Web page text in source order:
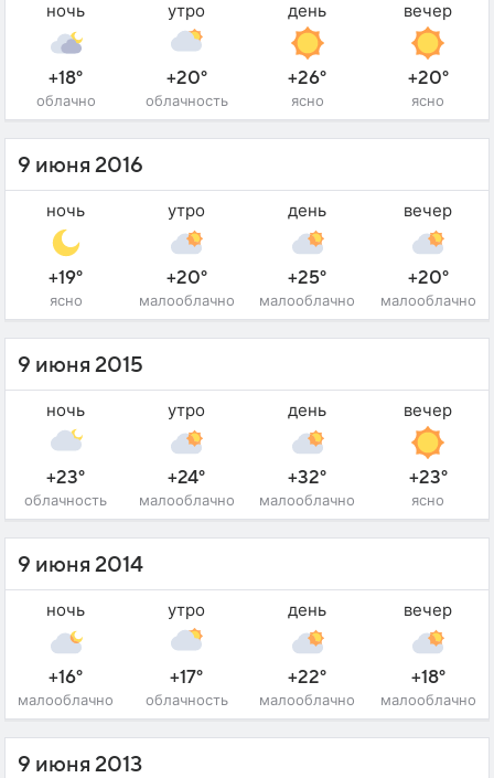
ночь
+18°
облачно
утро
+20°
облачность
день
+26°
ясно
вечер
+20°
ясно
9 июня 2016
ночь
+19°
ясно
утро
+20°
малооблачно
день
+25°
малооблачно
вечер
+20°
малооблачно
9 июня 2015
ночь
+23°
облачность
утро
+24°
малооблачно
день
+32°
малооблачно
вечер
+23°
ясно
9 июня 2014
ночь
+16°
малооблачно
утро
+17°
облачность
день
+22°
малооблачно
вечер
+18°
малооблачно
9 июня 2013